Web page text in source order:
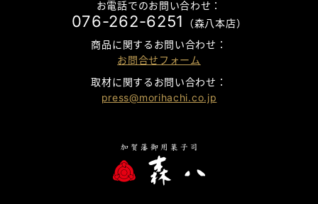
お電話でのお問い合わせ：
076-262-6251
（森八本店）
商品に関するお問い合わせ：
お問合せフォーム
取材に関するお問い合わせ：
press@morihachi.co.jp